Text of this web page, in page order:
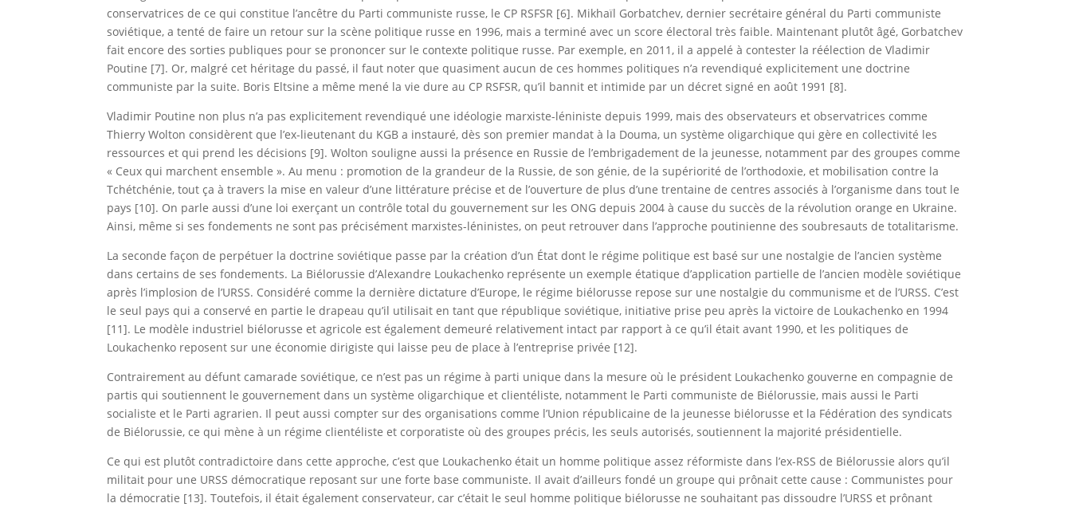
conservatrices de ce qui constitue l’ancêtre du Parti communiste russe, le CP RSFSR [6]. Mikhaïl Gorbatchev, dernier secrétaire général du Parti communiste
soviétique, a tenté de faire un retour sur la scène politique russe en 1996, mais a terminé avec un score électoral très faible. Maintenant plutôt âgé, Gorbatchev
fait encore des sorties publiques pour se prononcer sur le contexte politique russe. Par exemple, en 2011, il a appelé à contester la réélection de Vladimir
Poutine [7]. Or, malgré cet héritage du passé, il faut noter que quasiment aucun de ces hommes politiques n’a revendiqué explicitement une doctrine
communiste par la suite. Boris Eltsine a même mené la vie dure au CP RSFSR, qu’il bannit et intimide par un décret signé en août 1991 [8].
Vladimir Poutine non plus n’a pas explicitement revendiqué une idéologie marxiste-léniniste depuis 1999, mais des observateurs et observatrices comme
Thierry Wolton considèrent que l’ex-lieutenant du KGB a instauré, dès son premier mandat à la Douma, un système oligarchique qui gère en collectivité les
ressources et qui prend les décisions [9]. Wolton souligne aussi la présence en Russie de l’embrigadement de la jeunesse, notamment par des groupes comme
« Ceux qui marchent ensemble ». Au menu : promotion de la grandeur de la Russie, de son génie, de la supériorité de l’orthodoxie, et mobilisation contre la
Tchétchénie, tout ça à travers la mise en valeur d’une littérature précise et de l’ouverture de plus d’une trentaine de centres associés à l’organisme dans tout le
pays [10]. On parle aussi d’une loi exerçant un contrôle total du gouvernement sur les ONG depuis 2004 à cause du succès de la révolution orange en Ukraine.
Ainsi, même si ses fondements ne sont pas précisément marxistes-léninistes, on peut retrouver dans l’approche poutinienne des soubresauts de totalitarisme.
La seconde façon de perpétuer la doctrine soviétique passe par la création d’un État dont le régime politique est basé sur une nostalgie de l’ancien système
dans certains de ses fondements. La Biélorussie d’Alexandre Loukachenko représente un exemple étatique d’application partielle de l’ancien modèle soviétique
après l’implosion de l’URSS. Considéré comme la dernière dictature d’Europe, le régime biélorusse repose sur une nostalgie du communisme et de l’URSS. C’est
le seul pays qui a conservé en partie le drapeau qu’il utilisait en tant que république soviétique, initiative prise peu après la victoire de Loukachenko en 1994
[11]. Le modèle industriel biélorusse et agricole est également demeuré relativement intact par rapport à ce qu’il était avant 1990, et les politiques de
Loukachenko reposent sur une économie dirigiste qui laisse peu de place à l’entreprise privée [12].
Contrairement au défunt camarade soviétique, ce n’est pas un régime à parti unique dans la mesure où le président Loukachenko gouverne en compagnie de
partis qui soutiennent le gouvernement dans un système oligarchique et clientéliste, notamment le Parti communiste de Biélorussie, mais aussi le Parti
socialiste et le Parti agrarien. Il peut aussi compter sur des organisations comme l’Union républicaine de la jeunesse biélorusse et la Fédération des syndicats
de Biélorussie, ce qui mène à un régime clientéliste et corporatiste où des groupes précis, les seuls autorisés, soutiennent la majorité présidentielle.
Ce qui est plutôt contradictoire dans cette approche, c’est que Loukachenko était un homme politique assez réformiste dans l’ex-RSS de Biélorussie alors qu’il
militait pour une URSS démocratique reposant sur une forte base communiste. Il avait d’ailleurs fondé un groupe qui prônait cette cause : Communistes pour
la démocratie [13]. Toutefois, il était également conservateur, car c’était le seul homme politique biélorusse ne souhaitant pas dissoudre l’URSS et prônant